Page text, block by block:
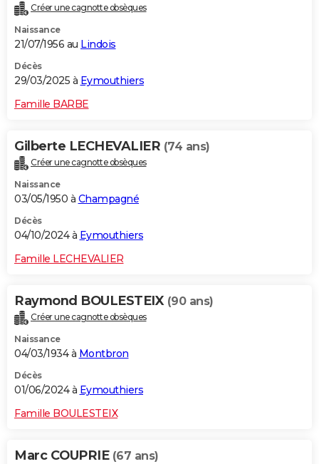
Destinations
City break
Voyage nature
Voyage de noces
Forum
Climat
+PHOTO
GUIDES D'ACHAT
BONS PLANS
CARTE DE VOEUX
Dictionnaire
Biographies
Citations
Expressions
Proverbes
PROGRAMME TV
COPAINS D'AVANT
S'inscrire
Se connecter
Lycées
Collèges
Primaires
Universités
Entreprises
Service militaire
Avis de recherche
AVIS DE DÉCÈS
Créer une cagnotte obsèques
Naissance
21/07/1956 au Lindois
Décès
29/03/2025 à Eymouthiers
Famille BARBE
Gilberte LECHEVALIER (74 ans)
Créer une cagnotte obsèques
Naissance
03/05/1950 à Champagné
Décès
04/10/2024 à Eymouthiers
Famille LECHEVALIER
Raymond BOULESTEIX (90 ans)
Créer une cagnotte obsèques
Naissance
04/03/1934 à Montbron
Décès
01/06/2024 à Eymouthiers
Famille BOULESTEIX
Marc COUPRIE (67 ans)